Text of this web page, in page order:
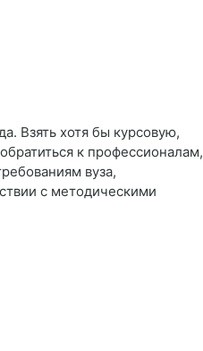
Взять хотя бы курсовую,
к профессионалам,
вуза,
с методическими